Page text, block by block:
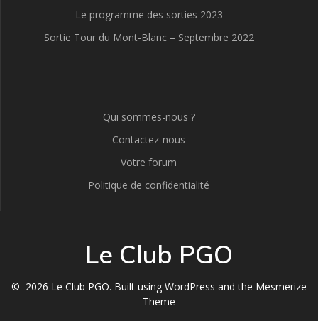
Le programme des sorties 2023
Sortie Tour du Mont-Blanc – Septembre 2022
Qui sommes-nous ?
Contactez-nous
Votre forum
Politique de confidentialité
Le Club PGO
© 2026 Le Club PGO. Built using WordPress and the Mesmerize
Theme